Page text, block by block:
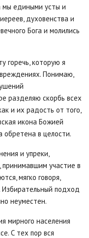
мы едиными усты и
духовенства и
Бога и молились
горечь, которую я
Понимаю,
разделяю скорбь всех
и их радость от того,
икона Божией
в целости.
и упреки,
участие в
мягко говоря,
подход
неуместен.
мирного населения
С тех пор вся